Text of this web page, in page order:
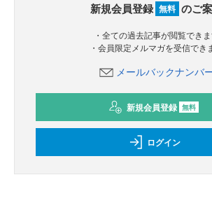
新規会員登録 無料 のご
・全ての過去記事が閲覧でき
・会員限定メルマガを受信でき
メールバックナンバ
新規会員登録 無料
ログイン